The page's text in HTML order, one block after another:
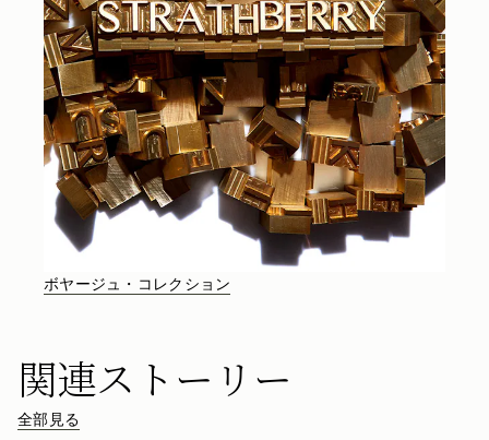
ボヤージュ・コレクション
関連ストーリー
全部見る